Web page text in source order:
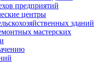
предприятий
центры
зданий
мастерских